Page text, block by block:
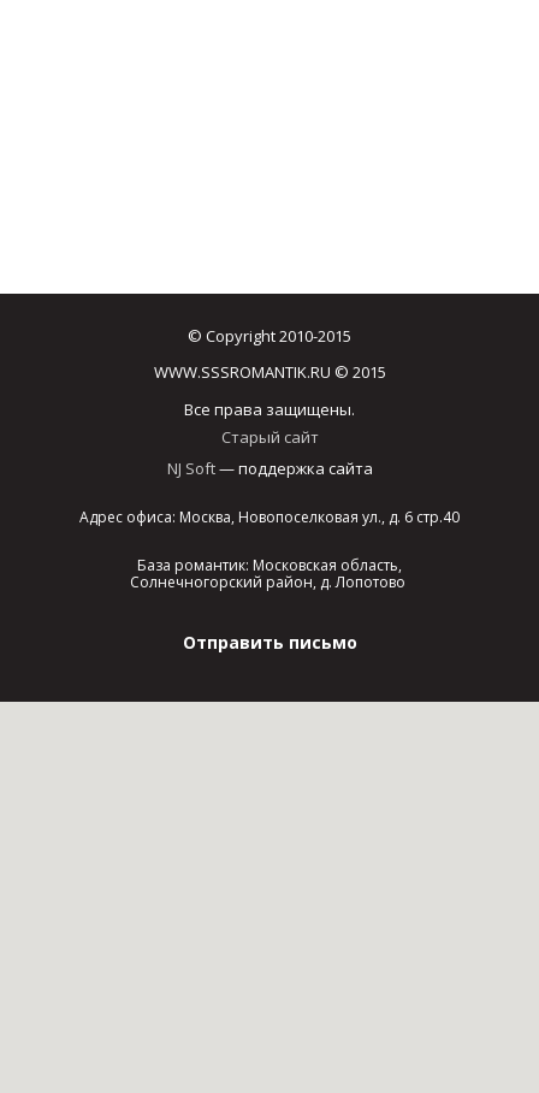
© Copyright 2010-2015
WWW.SSSROMANTIK.RU © 2015
Все права защищены.
Старый сайт
NJ Soft— поддержка сайта
Адрес офиса: Москва, Новопоселковая ул., д. 6 стр.40
База романтик: Московская область,
Солнечногорский район, д. Лопотово
Отправить письмо